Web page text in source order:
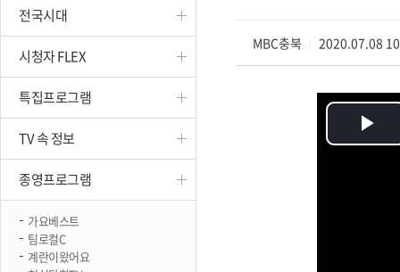
전국시대
시청자 FLEX
특집프로그램
TV 속 정보
종영프로그램
가요베스트
팀로컬C
계란이왔어요
MBC충북 2020.07.08